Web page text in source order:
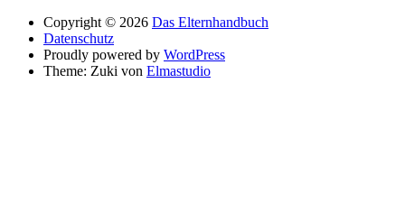
Copyright © 2026 Das Elternhandbuch
Datenschutz
Proudly powered by WordPress
Theme: Zuki von Elmastudio